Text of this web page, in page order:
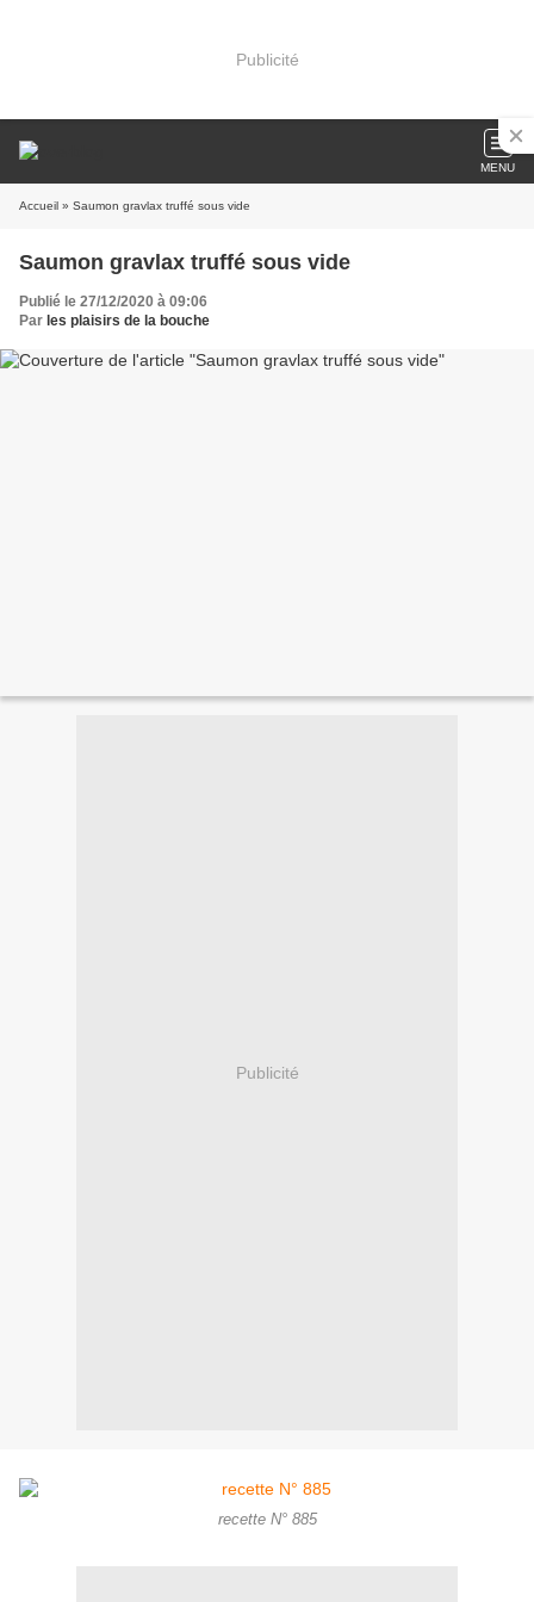
Publicité
MENU
Accueil » Saumon gravlax truffé sous vide
Saumon gravlax truffé sous vide
Publié le 27/12/2020 à 09:06
Par les plaisirs de la bouche
Publicité
recette N° 885